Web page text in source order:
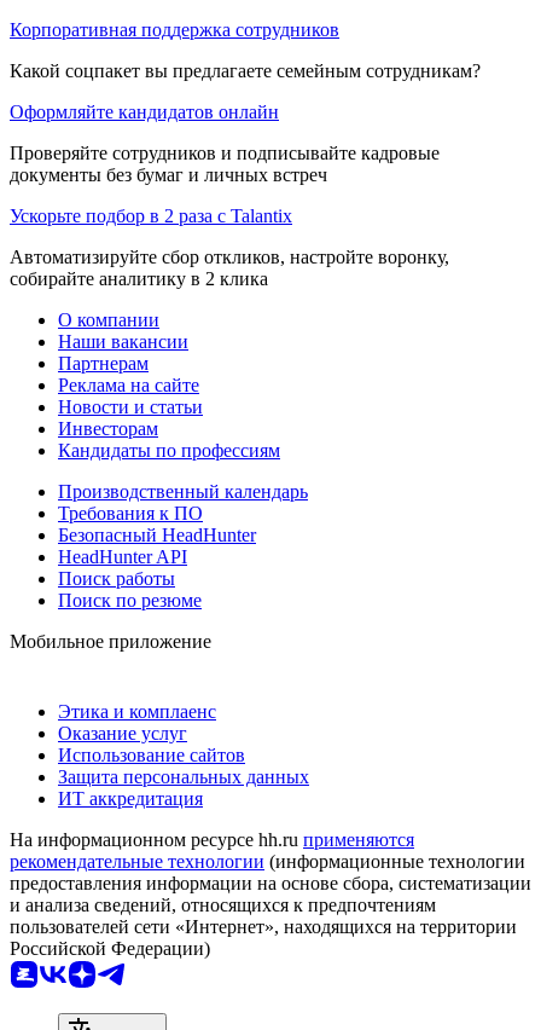
Корпоративная поддержка сотрудников
Какой соцпакет вы предлагаете семейным сотрудникам?
Оформляйте кандидатов онлайн
Проверяйте сотрудников и подписывайте кадровые
документы без бумаг и личных встреч
Ускорьте подбор в 2 раза с Talantix
Автоматизируйте сбор откликов, настройте воронку,
собирайте аналитику в 2 клика
О компании
Наши вакансии
Партнерам
Реклама на сайте
Новости и статьи
Инвесторам
Кандидаты по профессиям
Производственный календарь
Требования к ПО
Безопасный HeadHunter
HeadHunter API
Поиск работы
Поиск по резюме
Мобильное приложение
Этика и комплаенс
Оказание услуг
Использование сайтов
Защита персональных данных
ИТ аккредитация
На информационном ресурсе hh.ru применяются
рекомендательные технологии (информационные технологии
предоставления информации на основе сбора, систематизации
и анализа сведений, относящихся к предпочтениям
пользователей сети «Интернет», находящихся на территории
Российской Федерации)